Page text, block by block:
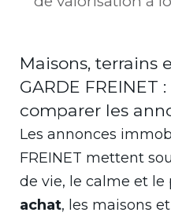
Maisons, terrains
GARDE FREINET
comparer les
Les annonces
FREINET mettent
de vie, le calme et
achat, les maisons